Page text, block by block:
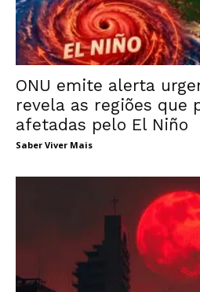
ONU emite alerta
revela as regiões que
afetadas pelo El Niño
Saber Viver Mais